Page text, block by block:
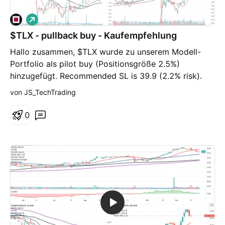
das Unternehmen einzusteigen.
$TLX - pullback buy - Kaufempfehlung
Hallo zusammen, $TLX wurde zu unserem Modell-
Portfolio als pilot buy (Positionsgröße 2.5%)
hinzugefügt. Recommended SL is 39.9 (2.2% risk).
Der pullback (Kursrückgang) über die vergangenen
Tage fand unter geringem Handelsvolumen statt. Alle
relevanten Trends befinden sich in einer stabilen
Aufwärtsphase. Umsatz- und Gewinnentwicklung
Vortageskurses gesetzt, daher gehen wir nur ein sehr
geringes Risiko von 2.2% ein.
L
o
n
von JS_TechTrading
0